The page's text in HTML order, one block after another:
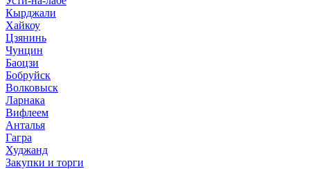
Кырджали
Хайкоу
Цзянинь
Чунцин
Баоцзи
Бобруйск
Волковыск
Ларнака
Вифлеем
Анталья
Гагра
Худжанд
Закупки и торги